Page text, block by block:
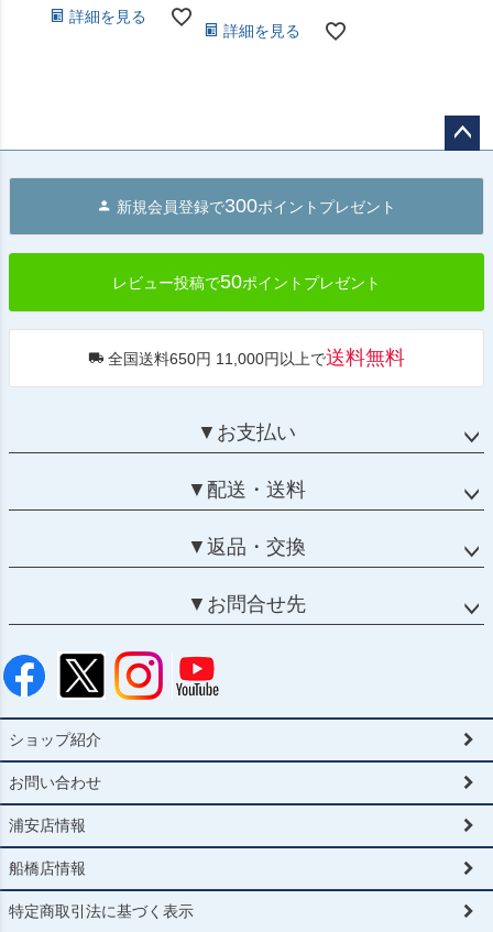
詳細を見る
詳細を見る
へ
新規会員登録で300ポイントプレゼント
レビュー投稿で50ポイントプレゼント
全国送料650円 11,000円以上で送料無料
▼お支払い
▼配送・送料
▼返品・交換
▼お問合せ先
ショップ紹介
お問い合わせ
浦安店情報
船橋店情報
特定商取引法に基づく表示